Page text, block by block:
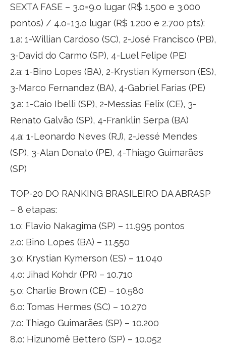
SEXTA FASE – 3.o=9.o lugar (R$ 1.500 e 3.000
pontos) / 4.o=13.o lugar (R$ 1.200 e 2.700 pts):
1.a: 1-Willian Cardoso (SC), 2-José Francisco (PB),
3-David do Carmo (SP), 4-Luel Felipe (PE)
2.a: 1-Bino Lopes (BA), 2-Krystian Kymerson (ES),
3-Marco Fernandez (BA), 4-Gabriel Farias (PE)
3.a: 1-Caio Ibelli (SP), 2-Messias Felix (CE), 3-
Renato Galvão (SP), 4-Franklin Serpa (BA)
4.a: 1-Leonardo Neves (RJ), 2-Jessé Mendes
(SP), 3-Alan Donato (PE), 4-Thiago Guimarães
(SP)
TOP-20 DO RANKING BRASILEIRO DA ABRASP
– 8 etapas:
1.o: Flavio Nakagima (SP) – 11.995 pontos
2.o: Bino Lopes (BA) – 11.550
3.o: Krystian Kymerson (ES) – 11.040
4.o: Jihad Kohdr (PR) – 10.710
5.o: Charlie Brown (CE) – 10.580
6.o: Tomas Hermes (SC) – 10.270
7.o: Thiago Guimarães (SP) – 10.200
8.o: Hizunomê Bettero (SP) – 10.052